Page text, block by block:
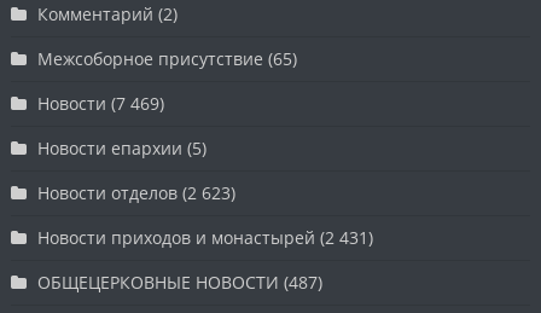
Комментарий (2)
Межсоборное присутствие (65)
Новости (7 469)
Новости епархии (5)
Новости отделов (2 623)
Новости приходов и монастырей (2 431)
ОБЩЕЦЕРКОВНЫЕ НОВОСТИ (487)